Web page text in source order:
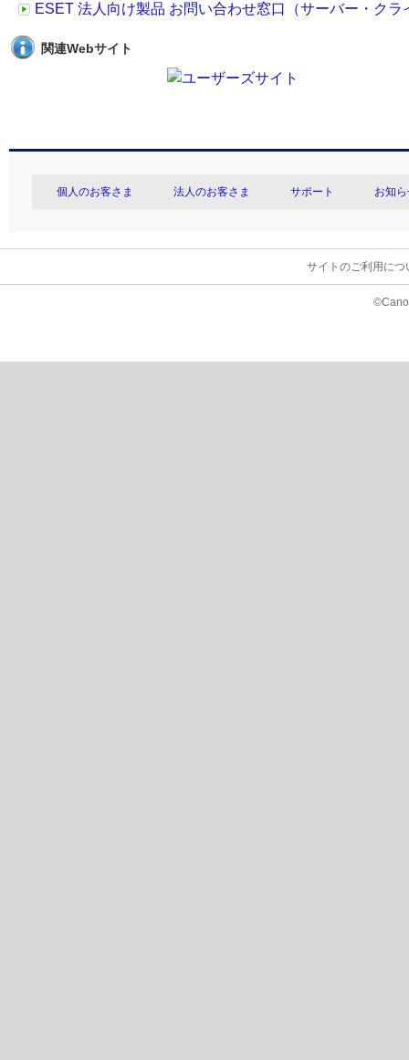
ESET 法人向け製品 お問い合わせ窓口（サーバー・クラ
関連Webサイト
個人のお客さま 法人のお客さま サポート お知
サイトのご利用につ